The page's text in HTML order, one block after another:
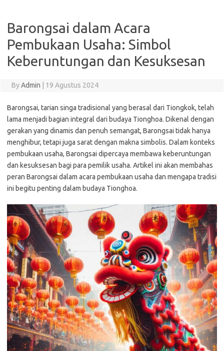
Barongsai dalam Acara
Pembukaan Usaha: Simbol
Keberuntungan dan Kesuksesan
ByAdmin 19 Agustus 2024
Barongsai, tarian singa tradisional yang berasal dari Tiongkok, telah
lama menjadi bagian integral dari budaya Tionghoa. Dikenal dengan
gerakan yang dinamis dan penuh semangat, Barongsai tidak hanya
menghibur, tetapi juga sarat dengan makna simbolis. Dalam konteks
pembukaan usaha, Barongsai dipercaya membawa keberuntungan
dan kesuksesan bagi para pemilik usaha. Artikel ini akan membahas
peran Barongsai dalam acara pembukaan usaha dan mengapa tradisi
ini begitu penting dalam budaya Tionghoa.